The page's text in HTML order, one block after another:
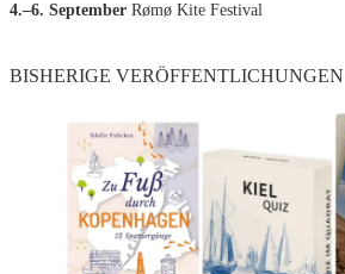
4.–6. September Rømø Kite Festival
BISHERIGE VERÖFFENTLICHUNGEN